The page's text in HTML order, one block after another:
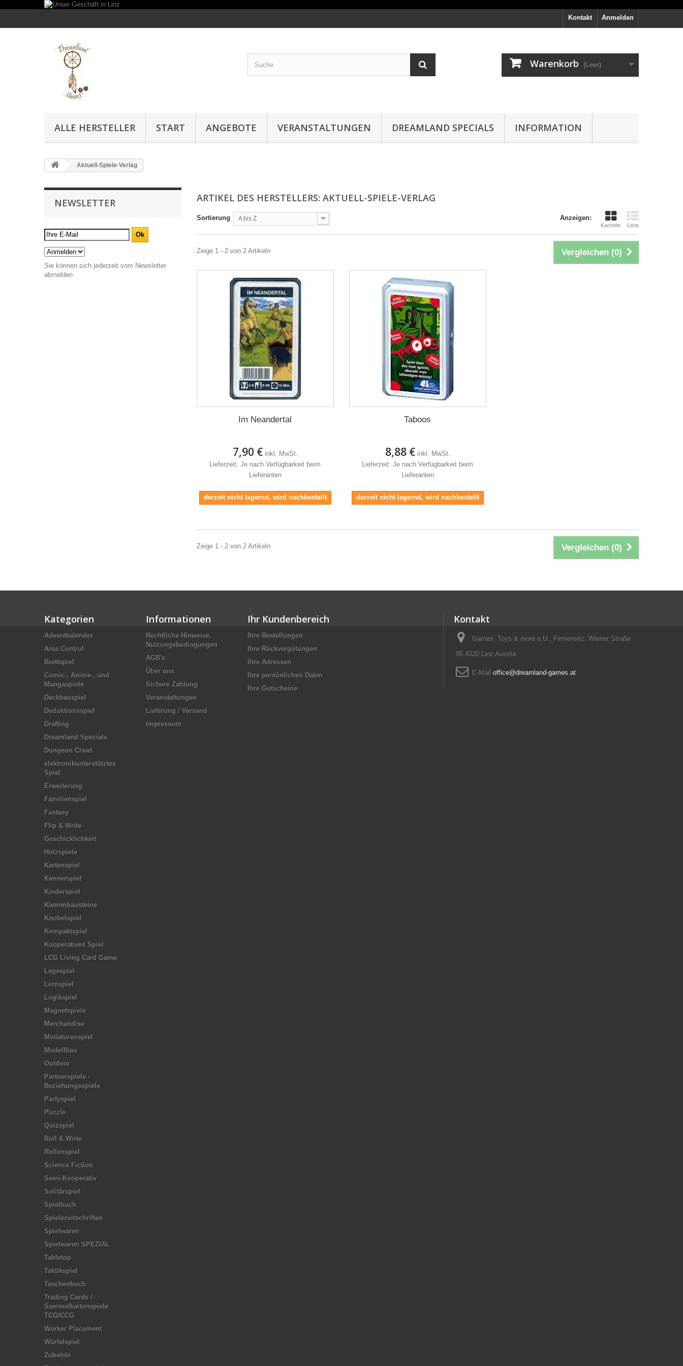
Anmelden
Kontakt
Warenkorb (Leer)
ALLE HERSTELLER START ANGEBOTE VERANSTALTUNGEN DREAMLAND SPECIALS INFORMATION
Aktuell-Spiele-Verlag
NEWSLETTER
Sie können sich jederzeit vom Newsletter
abmelden
ARTIKEL DES HERSTELLERS: AKTUELL-SPIELE-VERLAG
Anzeigen:
Kacheln Liste
Sortierung A bis Z
Vergleichen (0)
Zeige 1 - 2 von 2 Artikeln
Im Neandertal
7,90 € inkl. MwSt.
Lieferzeit: Je nach Verfügbarkeit beim
Lieferanten
derzeit nicht lagernd, wird nachbestellt
Taboos
8,88 € inkl. MwSt.
Lieferzeit: Je nach Verfügbarkeit beim
Lieferanten
derzeit nicht lagernd, wird nachbestellt
Vergleichen (0)
Zeige 1 - 2 von 2 Artikeln
Kategorien
Adventkalender
Area Control
Brettspiel
Comic-, Anime-, und
Mangaspiele
Deckbauspiel
Deduktionsspiel
Drafting
Dreamland Specials
Dungeon Crawl
elektronikunterstütztes
Spiel
Erweiterung
Familienspiel
Fantasy
Flip & Write
Geschicklichkeit
Holzspiele
Kartenspiel
Kennerspiel
Kinderspiel
Klemmbausteine
Knobelspiel
Kompaktspiel
Kooperatives Spiel
LCG Living Card Game
Legespiel
Lernspiel
Logikspiel
Magnetspiele
Merchandise
Miniaturenspiel
Modellbau
Outdoor
Partnerspiele -
Beziehungsspiele
Partyspiel
Puzzle
Quizspiel
Roll & Write
Rollenspiel
Science Fiction
Semi-Kooperativ
Solitärspiel
Spielbuch
Spielezeitschriften
Spielwaren
Spielwaren SPEZIAL
Tabletop
Taktikspiel
Taschenbuch
Trading Cards /
Sammelkartenspiele
TCG/CCG
Worker Placement
Würfelspiel
Zubehör
Informationen
Rechtliche Hinweise,
Nutzungsbedingungen
AGB's
Über uns
Sichere Zahlung
Veranstaltungen
Lieferung / Versand
Impressum
Ihr Kundenbereich
Ihre Bestellungen
Ihre Rückvergütungen
Ihre Adressen
Ihre persönlichen Daten
Ihre Gutscheine
Kontakt
Games, Toys & more e.U., Firmensitz: Wiener Straße
95 4020 Linz Austria
E-Mail office@dreamland-games.at